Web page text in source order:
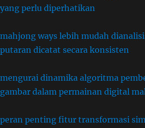
yang perlu diperhatikan
mahjong ways lebih mudah
putaran dicatat secara konsisten
mengurai dinamika algoritma
gambar dalam permainan digital
peran penting fitur transformasi